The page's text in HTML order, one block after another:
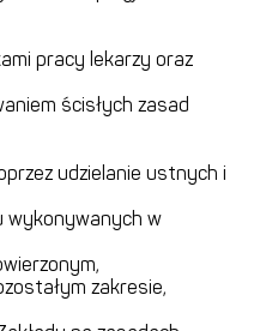
pracy lekarzy oraz
ścisłych zasad
udzielanie ustnych i
wykonywanych w
zakresie,